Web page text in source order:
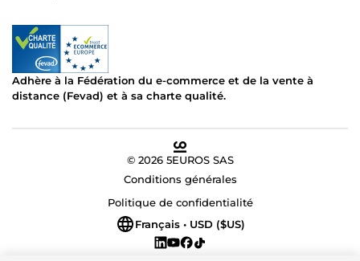
Adhère à la Fédération du e-commerce et de la vente à
distance (Fevad) et à sa charte qualité.
© 2026 5EUROS SAS
Conditions générales
Politique de confidentialité
Français • USD ($US)